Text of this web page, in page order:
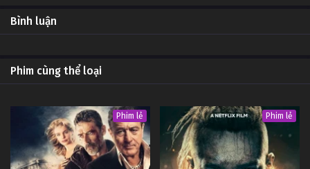
Bình luận
Phim cùng thể loại
Phim lẻ Phim lẻ